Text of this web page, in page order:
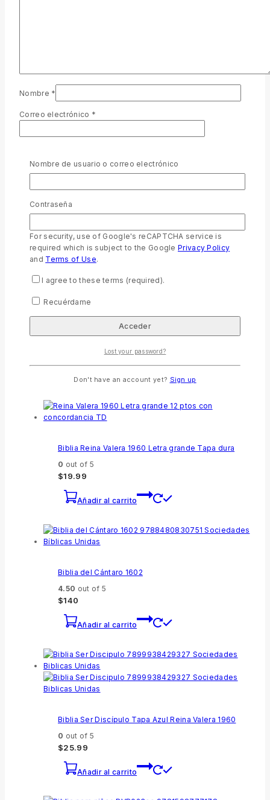
Nombre *
Correo electrónico *
navegador para la próxima vez que comente.
which is subject to the GooglePrivacy PolicyandTerms of
Use.
Productos relacionados
RVR046cLMFBTIZ ROSA NOBRE
Añadir al carrito
Biblia Reina Valera 1960 Letra grande Tapa dura
0 out of 5
$19.99
Añadir al carrito
Biblia del Cántaro 1602
4.50 out of 5
$140
Añadir al carrito
Biblia Ser Discípulo Tapa Azul Reina Valera 1960
0 out of 5
$25.99
Añadir al carrito
Nombre de usuario o correo electrónico
Contraseña
For security, use of Google's reCAPTCHA service is
required which is subject to the GooglePrivacy Policy
and Terms of Use.
I agree to these terms (required).
Recuérdame
Lost your password?
Don't have an account yet? Sign up